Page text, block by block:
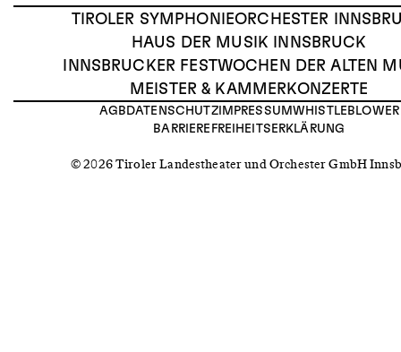
TIROLER SYMPHONIEORCHESTER
HAUS DER MUSIK INNSBRUCK
INNSBRUCKER FESTWOCHEN DER ALTEN
MEISTER & KAMMERKONZERTE
AGB DATENSCHUTZIMPRESSUMWHISTLEBLOWER
BARRIEREFREIHEITSERKLÄRUNG
© 2026 Tiroler Landestheater und Orchester GmbH